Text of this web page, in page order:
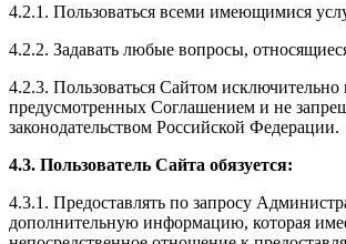
4.2.1. Пользоваться всеми имеющимися
4.2.2. Задавать любые вопросы,
4.2.3. Пользоваться Сайтом исключительно
предусмотренных Соглашением и не
законодательством Российской Федерации.
4.3. Пользователь Сайта обязуется:
4.3.1. Предоставлять по запросу
дополнительную информацию, которая